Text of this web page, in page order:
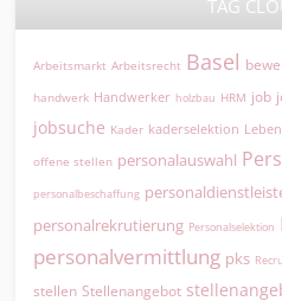
TAG
Arbeitsmarkt Arbeitsrecht Basel
handwerk Handwerker holzbau HRM job
jobsuche Kader kaderselektion
offene stellen personalauswahl
personalbeschaffung
personalrekrutierung Personalselektion
personalvermittlung pks
stellen Stellenangebot